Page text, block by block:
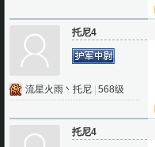
托尼4
流星火雨丶托尼 568级
托尼4